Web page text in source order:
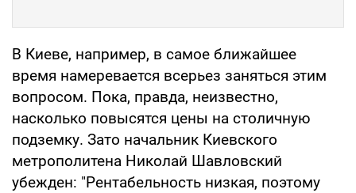
В Киеве, например, в самое ближайшее
время намеревается всерьез заняться этим
вопросом. Пока, правда, неизвестно,
насколько повысятся цены на столичную
подземку. Зато начальник Киевского
метрополитена Николай Шавловский
убежден: "Рентабельность низкая, поэтому